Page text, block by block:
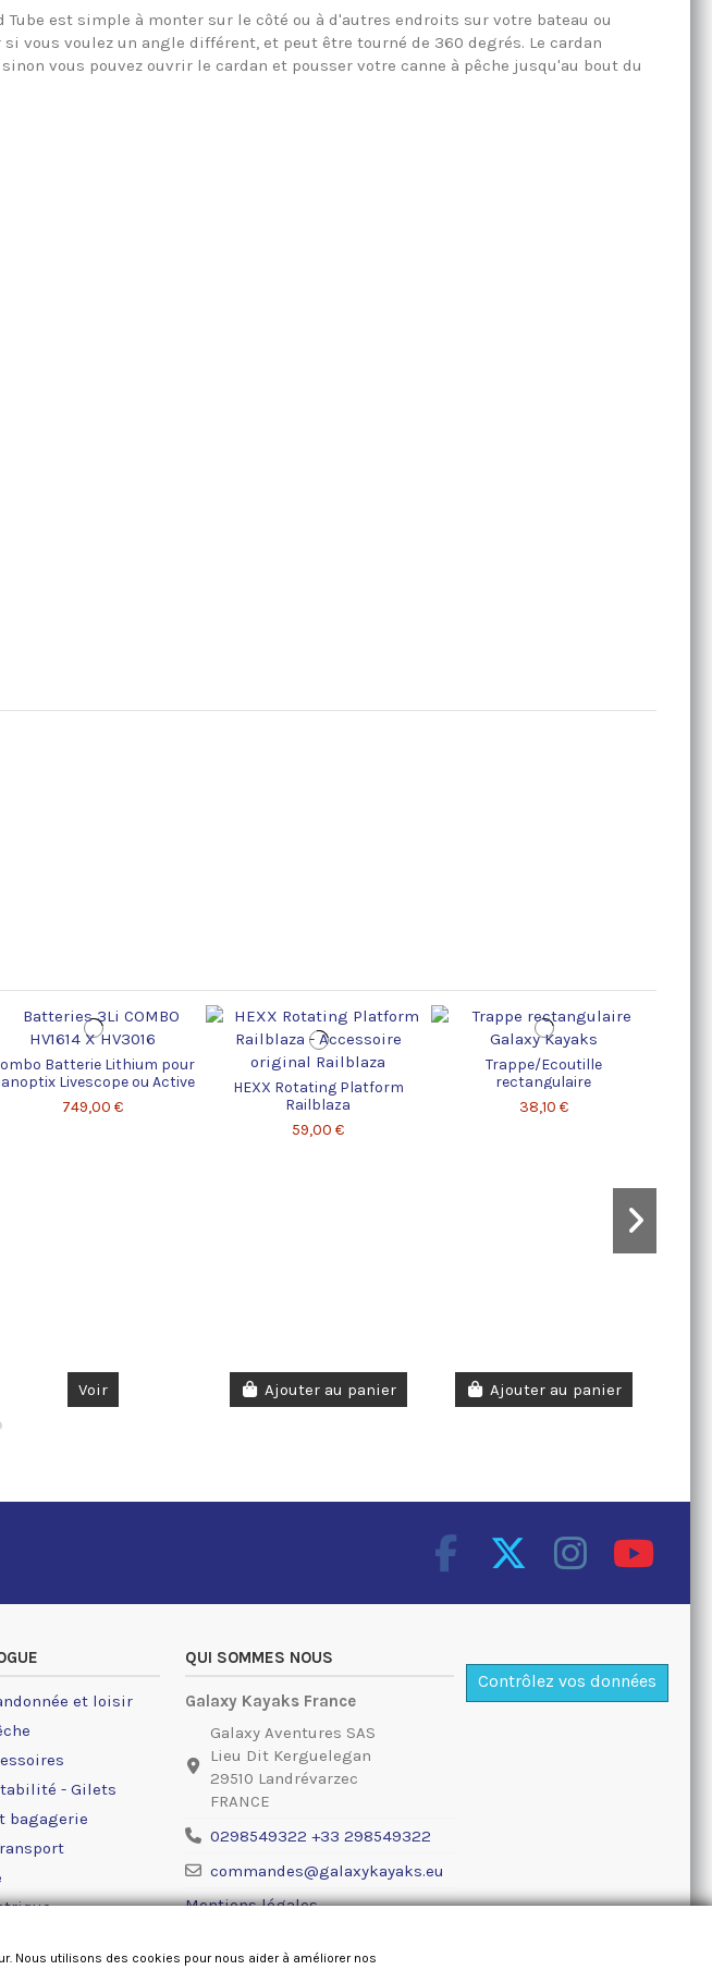
est simple à monter sur le côté ou à d'autres endroits sur votre bateau ou
voulez un angle différent, et peut être tourné de 360 degrés. Le cardan
vous pouvez ouvrir le cardan et pousser votre canne à pêche jusqu'au bout du
Batterie Lithium pour
Livescope ou Active
target
749,00 €
Voir
HEXX Rotating Platform
Railblaza
59,00 €
Ajouter au panier
Trappe/Ecoutille
rectangulaire
38,10 €
Ajouter au panier
et loisir
- Gilets
bagagerie
QUI SOMMES NOUS
Galaxy Kayaks France
Galaxy Aventures SAS
Lieu Dit Kerguelegan
29510 Landrévarzec
FRANCE
0298549322 +33 298549322
commandes@galaxykayaks.eu
Mentions légales
Contrôlez vos données
Nous utilisons des cookies pour nous aider à améliorer nos